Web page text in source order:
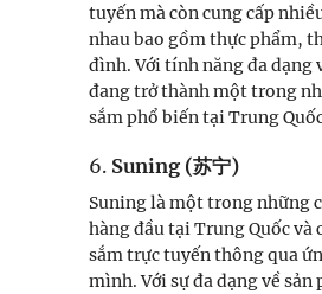
tuyến mà còn cung cấp
nhau bao gồm thực phẩm,
đình. Với tính năng đa
đang trở thành một trong
sắm phổ biến tại Trung
6. Suning (苏宁)
Suning là một trong những
hàng đầu tại Trung Quốc và
sắm trực tuyến thông qua
mình. Với sự đa dạng về sản